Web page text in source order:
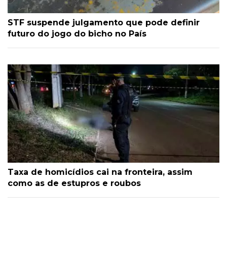
STF suspende julgamento que pode definir
futuro do jogo do bicho no País
Taxa de homicídios cai na fronteira, assim
como as de estupros e roubos